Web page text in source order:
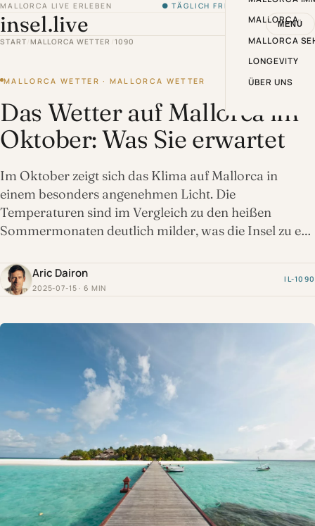
MALLORCA LIVE ERLEBEN ● TÄGLICH FRISCH VON DER INSEL
insel.live MENÜ
MALLORCA
MALLORCA
LONGEVITY
ÜBER UNS
START /MALLORCA WETTER 1090
MALLORCA WETTER · MALLORCA WETTER
Das Wetter auf Mallorca im
Oktober: Was Sie erwartet
Im Oktober zeigt sich das Klima auf Mallorca in
einem besonders angenehmen Licht. Die
Temperaturen sind im Vergleich zu den heißen
Sommermonaten deutlich milder, was die Insel zu e…
Aric Dairon
2025-07-15 · 6 MIN
IL-1090